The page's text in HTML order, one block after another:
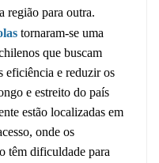
região para outra.
tornaram-se uma
que buscam
eficiência e reduzir os
e estreito do país
estão localizadas em
onde os
têm dificuldade para